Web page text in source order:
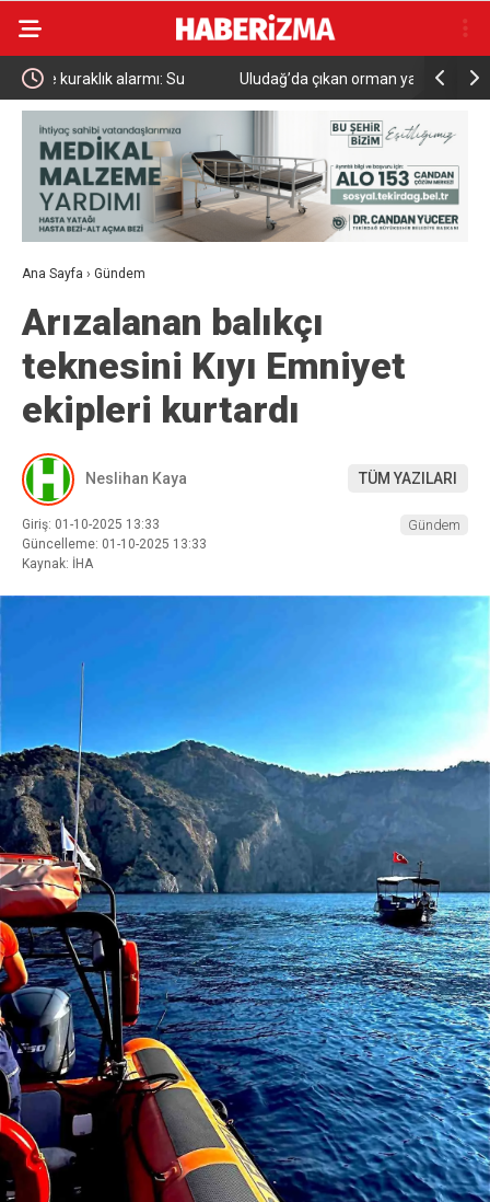
Uludağ’da çıkan orman yangını söndürüldü MGK 6
Güvenlik
Ana Sayfa › Gündem
Arızalanan balıkçı
teknesini Kıyı Emniyet
ekipleri kurtardı
Neslihan Kaya TÜM YAZILARI
Giriş: 01-10-2025 13:33
Güncelleme: 01-10-2025 13:33
Kaynak: İHA
Gündem